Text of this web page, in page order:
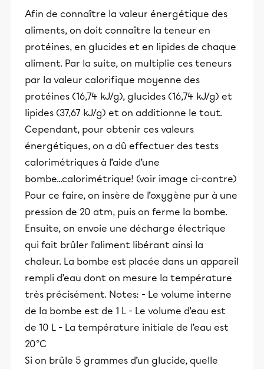
Afin de connaître la valeur énergétique des
aliments, on doit connaître la teneur en
protéines, en glucides et en lipides de chaque
aliment. Par la suite, on multiplie ces teneurs
par la valeur calorifique moyenne des
protéines (16,74 kJ/g), glucides (16,74 kJ/g) et
lipides (37,67 kJ/g) et on additionne le tout.
Cependant, pour obtenir ces valeurs
énergétiques, on a dû effectuer des tests
calorimétriques à l’aide d’une
bombe...calorimétrique! (voir image ci-contre)
Pour ce faire, on insère de l’oxygène pur à une
pression de 20 atm, puis on ferme la bombe.
Ensuite, on envoie une décharge électrique
qui fait brûler l’aliment libérant ainsi la
chaleur. La bombe est placée dans un appareil
rempli d’eau dont on mesure la température
très précisément. Notes: - Le volume interne
de la bombe est de 1 L - Le volume d’eau est
de 10 L - La température initiale de l’eau est
20°C
Si on brûle 5 grammes d’un glucide, quelle